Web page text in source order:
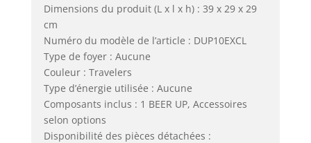
Dimensions du produit (L x l x h) : 39 x 29 x 29
cm
Numéro du modèle de l’article : DUP10EXCL
Type de foyer : Aucune
Couleur : Travelers
Type d’énergie utilisée : Aucune
Composants inclus : 1 BEER UP, Accessoires
selon options
Disponibilité des pièces détachées :